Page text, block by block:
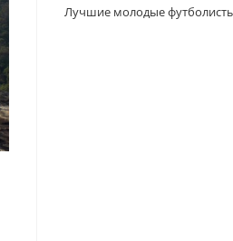
Лучшие молодые футболисты